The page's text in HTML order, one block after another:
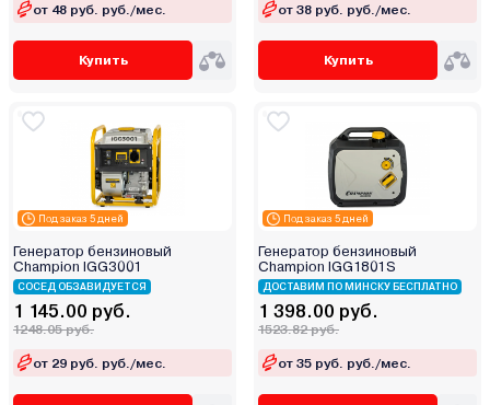
от 48 руб. руб./мес.
Купить
от 38 руб. руб./мес.
Купить
Под заказ 5 дней
Генератор бензиновый
Champion IGG3001
СОСЕД ОБЗАВИДУЕТСЯ
1 145.00 руб.
1248.05 руб.
от 29 руб. руб./мес.
Под заказ 5 дней
Генератор бензиновый
Champion IGG1801S
ДОСТАВИМ ПО МИНСКУ БЕСПЛАТНО
1 398.00 руб.
1523.82 руб.
от 35 руб. руб./мес.